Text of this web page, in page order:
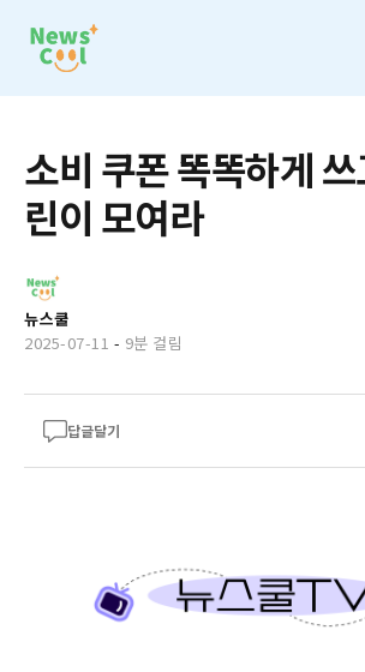
소비 쿠폰 똑똑하게
린이 모여라
뉴스쿨
2025-07-11 - 9분 걸림
답글달기